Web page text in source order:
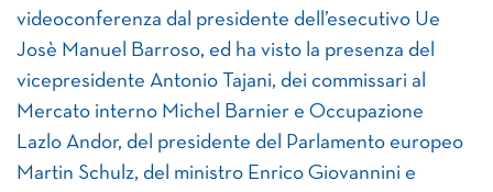
videoconferenza dal presidente dell’esecutivo Ue
Josè Manuel Barroso, ed ha visto la presenza del
vicepresidente Antonio Tajani, dei commissari al
Mercato interno Michel Barnier e Occupazione
Lazlo Andor, del presidente del Parlamento europeo
Martin Schulz, del ministro Enrico Giovannini e